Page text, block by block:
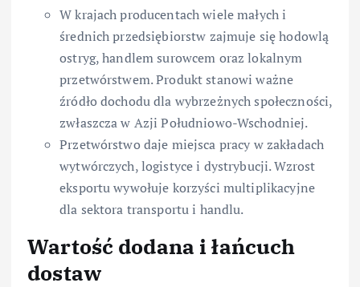
W krajach producentach wiele małych i
średnich przedsiębiorstw zajmuje się hodowlą
ostryg, handlem surowcem oraz lokalnym
przetwórstwem. Produkt stanowi ważne
źródło dochodu dla wybrzeżnych społeczności,
zwłaszcza w Azji Południowo-Wschodniej.
Przetwórstwo daje miejsca pracy w zakładach
wytwórczych, logistyce i dystrybucji. Wzrost
eksportu wywołuje korzyści multiplikacyjne
dla sektora transportu i handlu.
Wartość dodana i łańcuch
dostaw